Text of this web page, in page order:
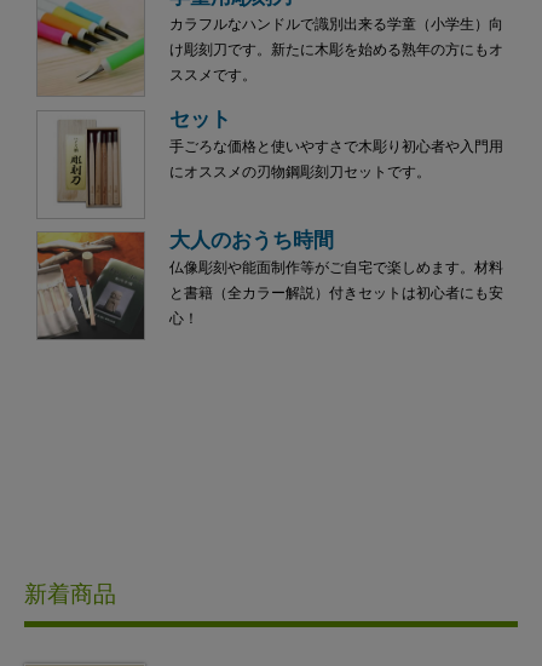
カラフルなハンドルで識別出来る学童（小学生）向
け彫刻刀です。新たに木彫を始める熟年の方にもオ
ススメです。
セット
手ごろな価格と使いやすさで木彫り初心者や入門用
にオススメの刃物鋼彫刻刀セットです。
大人のおうち時間
仏像彫刻や能面制作等がご自宅で楽しめます。材料
と書籍（全カラー解説）付きセットは初心者にも安
心！
新着商品